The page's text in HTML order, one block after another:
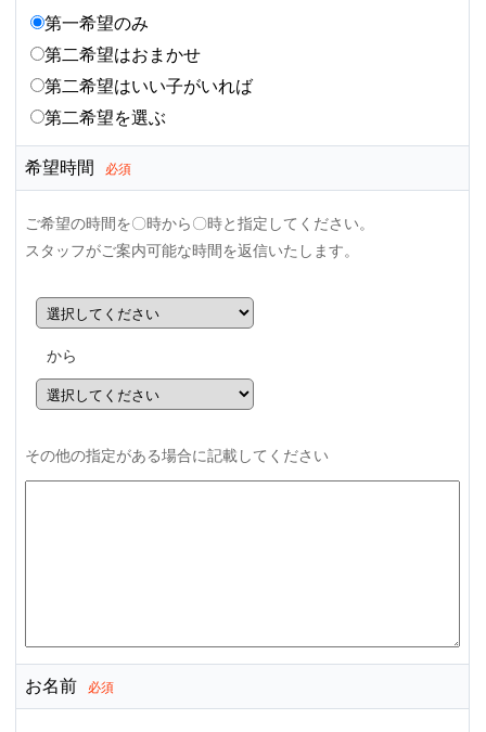
第一希望のみ
第二希望はおまかせ
第二希望はいい子がいれば
第二希望を選ぶ
希望時間 必須
ご希望の時間を〇時から〇時と指定してください。
スタッフがご案内可能な時間を返信いたします。
から
その他の指定がある場合に記載してください
お名前 必須